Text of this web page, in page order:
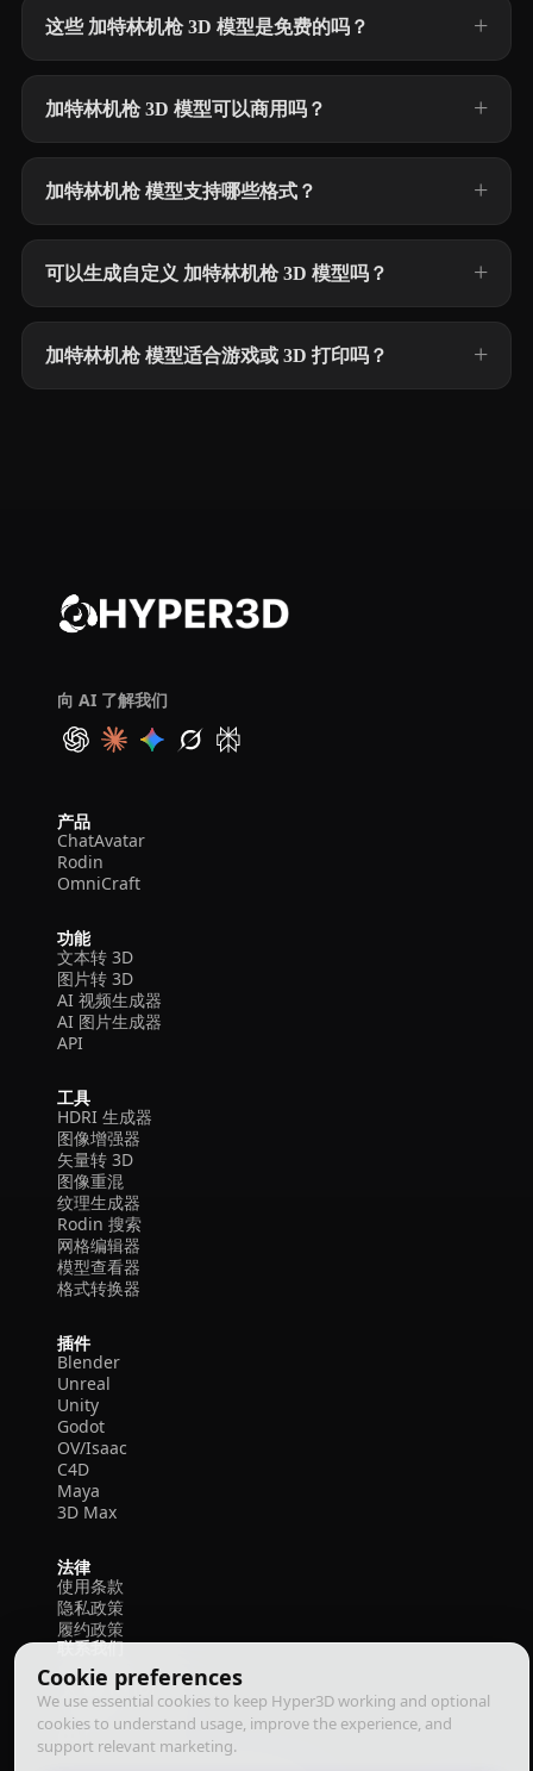
Cookie preferences
We use essential cookies to keep Hyper3D working and optional
cookies to understand usage, improve the experience, and
support relevant marketing.
这些 加特林机枪 3D 模型是免费的吗？
加特林机枪 3D 模型可以商用吗？
加特林机枪 模型支持哪些格式？
可以生成自定义 加特林机枪 3D 模型吗？
加特林机枪 模型适合游戏或 3D 打印吗？
向 AI 了解我们
产品
ChatAvatar
Rodin
OmniCraft
功能
文本转 3D
图片转 3D
AI 视频生成器
AI 图片生成器
API
工具
HDRI 生成器
图像增强器
矢量转 3D
图像重混
纹理生成器
Rodin 搜索
网格编辑器
模型查看器
格式转换器
插件
Blender
Unreal
Unity
Godot
OV/Isaac
C4D
Maya
3D Max
法律
使用条款
隐私政策
履约政策
联系我们